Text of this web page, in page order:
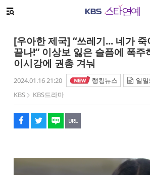
메뉴 열기
[우아한 제국] “쓰레기... 네가
끝나!” 이상보 잃은 슬픔에 폭주
이시강에 권총 겨눠
2024.01.16 21:20 랭킹뉴스
일
KBS
KBS드라마
페이스북
트위터
네이버
URL복사
글씨 작게보기
글씨 크게보기